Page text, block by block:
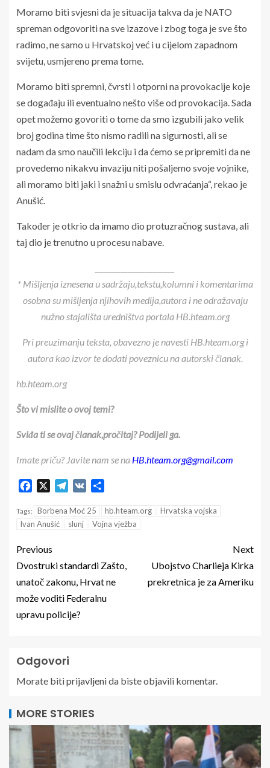
Moramo biti svjesni da je situacija takva da je NATO
spreman odgovoriti na sve izazove i zbog toga je sve što
radimo, ne samo u Hrvatskoj već i u cijelom zapadnom
svijetu, usmjereno prema tome.
Moramo biti spremni, čvrsti i otporni na provokacije koje
se događaju ili eventualno nešto više od provokacija. Sada
opet možemo govoriti o tome da smo izgubili jako velik
broj godina time što nismo radili na sigurnosti, ali se
nadam da smo naučili lekciju i da ćemo se pripremiti da ne
provedemo nikakvu invaziju niti pošaljemo svoje vojnike,
ali moramo biti jaki i snažni u smislu odvraćanja“, rekao je
Anušić.
Također je otkrio da imamo dio protuzračnog sustava, ali
taj dio je trenutno u procesu nabave.
* Mišljenja iznesena u sadržaju,tekstu,kolumni i komentarima
osobna su mišljenja njihovih medija,autora i ne odražavaju
nužno stajališta uredništva portala HB.hteam.org
Pri preuzimanju teksta, obavezno je navesti HB.hteam.org i
autora kao izvor te dodati poveznicu na autorski članak.
hb.hteam.org
Što vi mislite o ovoj temi?
Sviđa ti se ovaj članak,pročitaj? Podijeli ga.
Imate priču? Javite nam se na HB.hteam.org@gmail.com
Facebook Telegram
VK
Tags: Borbena Moć 25 hb.hteam.org
Hrvatska vojska
Ivan Anušić
slunj Vojna vježba
Previous
Dvostruki standardi Zašto,
unatoč zakonu, Hrvat ne
može voditi Federalnu
upravu policije?
Next
Ubojstvo Charlieja Kirka
prekretnica je za Ameriku
Odgovori
Morate bitiprijavljenida biste objavili komentar.
MORE STORIES